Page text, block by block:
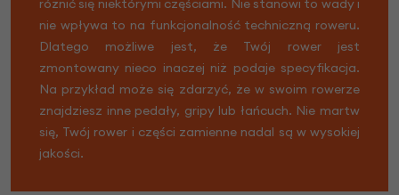
nie wpływa to na funkcjonalność techniczną roweru.
Dlatego możliwe jest, że Twój rower jest
zmontowany nieco inaczej niż podaje specyfikacja.
Na przykład może się zdarzyć, że w swoim rowerze
znajdziesz inne pedały, gripy lub łańcuch. Nie martw
się, Twój rower i części zamienne nadal są w wysokiej
jakości.